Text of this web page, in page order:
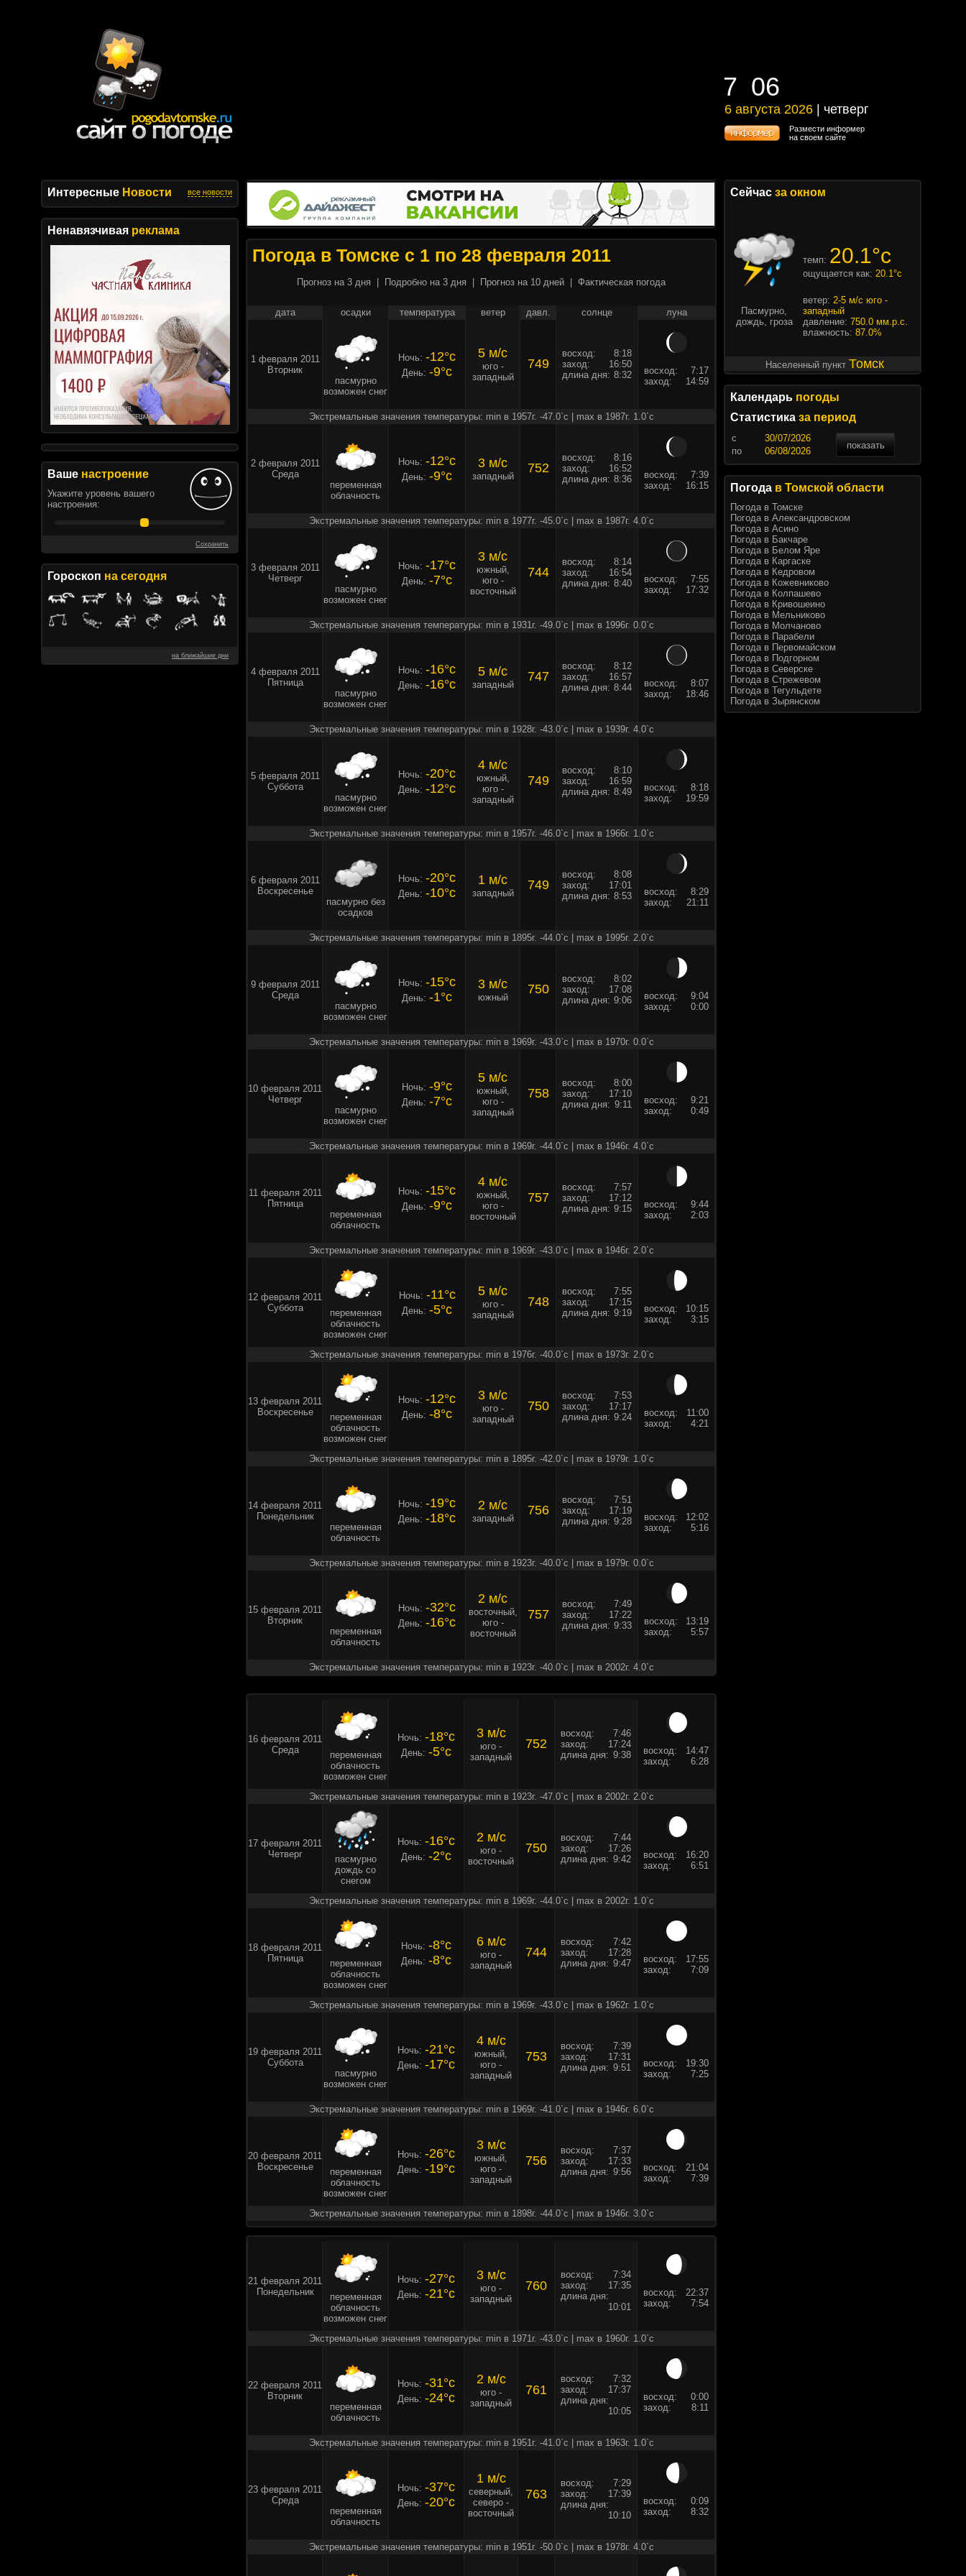
7 06
7 06
6 августа 2026 | четверг
6 августа 2026 | четверг
Размести информер
на своем сайте
Интересные Новости все новости
Ненавязчивая реклама
Ваше настроение
Укажите уровень вашего
настроения:
Сохранить
Гороскоп на сегодня
на ближайшие дни
Погода в Томске с 1 по 28 февраля 2011
Прогноз на 3 дня Подробно на 3 дня Прогноз на 10 дней Фактическая погода
дата осадки температура ветер давл. солнце луна
1 февраля 2011
Вторник
пасмурно
возможен снег
Ночь: -12°c
День: -9°c
5 м/c
юго -
западный
749
восход:
8:18
заход:
16:50
длина дня: 8:32 восход:
7:17
заход:
14:59
Экстремальные значения температуры: min в 1957г. -47.0`c | max в 1987г. 1.0`c
2 февраля 2011
Среда
переменная
облачность
Ночь: -12°c
День: -9°c
3 м/c
западный
752
восход:
8:16
заход:
16:52
длина дня: 8:36 восход:
7:39
заход:
16:15
Экстремальные значения температуры: min в 1977г. -45.0`c | max в 1987г. 4.0`c
3 февраля 2011
Четверг
пасмурно
возможен снег
Ночь: -17°c
День: -7°c
3 м/c
южный,
юго -
восточный
744
восход:
8:14
заход:
16:54
длина дня: 8:40 восход:
7:55
заход:
17:32
Экстремальные значения температуры: min в 1931г. -49.0`c | max в 1996г. 0.0`c
4 февраля 2011
Пятница
пасмурно
возможен снег
Ночь: -16°c
День: -16°c
5 м/c
западный
747
восход:
8:12
заход:
16:57
длина дня: 8:44 восход:
8:07
заход:
18:46
Экстремальные значения температуры: min в 1928г. -43.0`c | max в 1939г. 4.0`c
5 февраля 2011
Суббота
пасмурно
возможен снег
Ночь: -20°c
День: -12°c
4 м/c
южный,
юго -
западный
749
восход:
8:10
заход:
16:59
длина дня: 8:49 восход:
8:18
заход:
19:59
Экстремальные значения температуры: min в 1957г. -46.0`c | max в 1966г. 1.0`c
6 февраля 2011
Воскресенье
пасмурно без
осадков
Ночь: -20°c
День: -10°c
1 м/c
западный
749
восход:
8:08
заход:
17:01
длина дня: 8:53 восход:
8:29
заход:
21:11
Экстремальные значения температуры: min в 1895г. -44.0`c | max в 1995г. 2.0`c
9 февраля 2011
Среда
пасмурно
возможен снег
Ночь: -15°c
День: -1°c
3 м/c
южный
750
восход:
8:02
заход:
17:08
длина дня: 9:06 восход:
9:04
заход:
0:00
Экстремальные значения температуры: min в 1969г. -43.0`c | max в 1970г. 0.0`c
10 февраля 2011
Четверг
пасмурно
возможен снег
Ночь: -9°c
День: -7°c
5 м/c
южный,
юго -
западный
758
восход:
8:00
заход:
17:10
длина дня: 9:11 восход:
9:21
заход:
0:49
Экстремальные значения температуры: min в 1969г. -44.0`c | max в 1946г. 4.0`c
11 февраля 2011
Пятница
переменная
облачность
Ночь: -15°c
День: -9°c
4 м/c
южный,
юго -
восточный
757
восход:
7:57
заход:
17:12
длина дня: 9:15 восход:
9:44
заход:
2:03
Экстремальные значения температуры: min в 1969г. -43.0`c | max в 1946г. 2.0`c
12 февраля 2011
Суббота
переменная
облачность
возможен снег
Ночь: -11°c
День: -5°c
5 м/c
юго -
западный
748
восход:
7:55
заход:
17:15
длина дня: 9:19 восход:
10:15
заход:
3:15
Экстремальные значения температуры: min в 1976г. -40.0`c | max в 1973г. 2.0`c
13 февраля 2011
Воскресенье
переменная
облачность
возможен снег
Ночь: -12°c
День: -8°c
3 м/c
юго -
западный
750
восход:
7:53
заход:
17:17
длина дня: 9:24 восход:
11:00
заход:
4:21
Экстремальные значения температуры: min в 1895г. -42.0`c | max в 1979г. 1.0`c
14 февраля 2011
Понедельник
переменная
облачность
Ночь: -19°c
День: -18°c
2 м/c
западный
756
восход:
7:51
заход:
17:19
длина дня: 9:28 восход:
12:02
заход:
5:16
Экстремальные значения температуры: min в 1923г. -40.0`c | max в 1979г. 0.0`c
15 февраля 2011
Вторник
переменная
облачность
Ночь: -32°c
День: -16°c
2 м/c
восточный,
юго -
восточный
757
восход:
7:49
заход:
17:22
длина дня: 9:33 восход:
13:19
заход:
5:57
Экстремальные значения температуры: min в 1923г. -40.0`c | max в 2002г. 4.0`c
16 февраля 2011
Среда
переменная
облачность
возможен снег
Ночь: -18°c
День: -5°c
3 м/c
юго -
западный
752
восход:
7:46
заход:
17:24
длина дня: 9:38 восход:
14:47
заход:
6:28
Экстремальные значения температуры: min в 1923г. -47.0`c | max в 2002г. 2.0`c
17 февраля 2011
Четверг
пасмурно
дождь со
снегом
Ночь: -16°c
День: -2°c
2 м/c
юго -
восточный
750
восход:
7:44
заход:
17:26
длина дня: 9:42 восход:
16:20
заход:
6:51
Экстремальные значения температуры: min в 1969г. -44.0`c | max в 2002г. 1.0`c
18 февраля 2011
Пятница
переменная
облачность
возможен снег
Ночь: -8°c
День: -8°c
6 м/c
юго -
западный
744
восход:
7:42
заход:
17:28
длина дня: 9:47 восход:
17:55
заход:
7:09
Экстремальные значения температуры: min в 1969г. -43.0`c | max в 1962г. 1.0`c
19 февраля 2011
Суббота
пасмурно
возможен снег
Ночь: -21°c
День: -17°c
4 м/c
южный,
юго -
западный
753
восход:
7:39
заход:
17:31
длина дня: 9:51 восход:
19:30
заход:
7:25
Экстремальные значения температуры: min в 1969г. -41.0`c | max в 1946г. 6.0`c
20 февраля 2011
Воскресенье
переменная
облачность
возможен снег
Ночь: -26°c
День: -19°c
3 м/c
южный,
юго -
западный
756
восход:
7:37
заход:
17:33
длина дня: 9:56 восход:
21:04
заход:
7:39
Экстремальные значения температуры: min в 1898г. -44.0`c | max в 1946г. 3.0`c
21 февраля 2011
Понедельник
переменная
облачность
возможен снег
Ночь: -27°c
День: -21°c
3 м/c
юго -
западный
760
восход:
7:34
заход:
17:35
длина дня:
10:01
восход:
22:37
заход:
7:54
Экстремальные значения температуры: min в 1971г. -43.0`c | max в 1960г. 1.0`c
22 февраля 2011
Вторник
переменная
облачность
Ночь: -31°c
День: -24°c
2 м/c
юго -
западный
761
восход:
7:32
заход:
17:37
длина дня:
10:05
восход:
0:00
заход:
8:11
Экстремальные значения температуры: min в 1951г. -41.0`c | max в 1963г. 1.0`c
23 февраля 2011
Среда
переменная
облачность
Ночь: -37°c
День: -20°c
1 м/c
северный,
северо -
восточный
763
восход:
7:29
заход:
17:39
длина дня:
10:10
восход:
0:09
заход:
8:32
Экстремальные значения температуры: min в 1951г. -50.0`c | max в 1978г. 4.0`c
Сейчас за окном
темп: 20.1°c
ощущается как: 20.1°c
Пасмурно,
дождь, гроза
ветер: 2-5 м/с юго -
западный
давление: 750.0 мм.р.с.
влажность: 87.0%
Населенный пункт Томск
Календарь погоды
Статистика за период
c
показать
по
Погода в Томской области
Погода в Томске
Погода в Александровском
Погода в Асино
Погода в Бакчаре
Погода в Белом Яре
Погода в Каргаске
Погода в Кедровом
Погода в Кожевниково
Погода в Колпашево
Погода в Кривошеино
Погода в Мельниково
Погода в Молчаново
Погода в Парабели
Погода в Первомайском
Погода в Подгорном
Погода в Северске
Погода в Стрежевом
Погода в Тегульдете
Погода в Зырянском